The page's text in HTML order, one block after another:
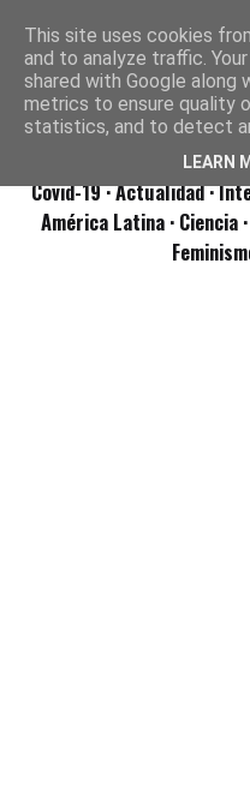
Covid-19· Actualidad·
América Latina · Ciencia ·
This site uses cookies
and to analyze traffic.
shared with Google along
metrics to ensure quality
statistics, and to detect
LEARN